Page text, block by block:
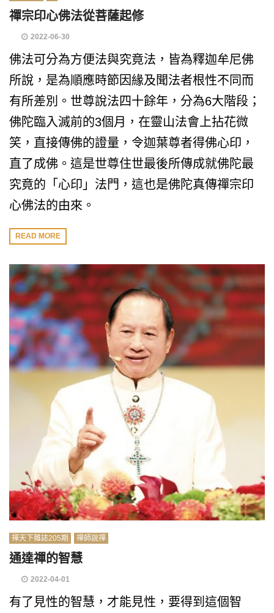
禪宗印心佛法從菩薩起修
2022-06-30
佛法可分為方便法與究竟法，皆為釋迦牟尼佛
所說，是為順應時節因緣及聞法者根性不同而
有所差別。世尊說法四十餘年，分為6大階段；
佛陀臨入滅前的3個月，在靈山法會上拈花微
笑，直接傳佛的證量，令迦葉尊者得佛心印，
直了成佛。這是世尊住世最後所傳成就佛陀最
究竟的「心印」法門，這也是佛陀真傳禪宗印
心佛法的由來。
READ MORE
禪天下雜誌205期 禪師說禪
通達禪的智慧
2022-04-01
有了見性的智慧，才能見性，要得到這個智